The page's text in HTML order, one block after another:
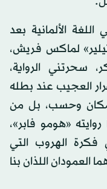
الألمانية بعد
لماكس فريش،
أتذكر، سحرتني الرواية،
العجيب عند بطله
وحسب، بل من
«هومو فابر»،
فكرة الهروب التي
العمودان اللذان بنا